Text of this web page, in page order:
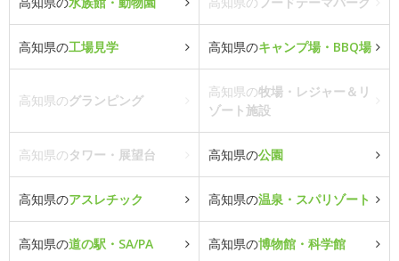
高知県の工場見学 高知県のキャンプ場・BBQ場
高知県のグランピング
高知県の牧場・レジャー＆リ
ゾート施設
高知県のタワー・展望台 高知県の公園
高知県のアスレチック 高知県の温泉・スパリゾート
高知県の道の駅・SA/PA 高知県の博物館・科学館